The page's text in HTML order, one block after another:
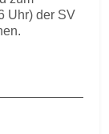
Uhr) der SV